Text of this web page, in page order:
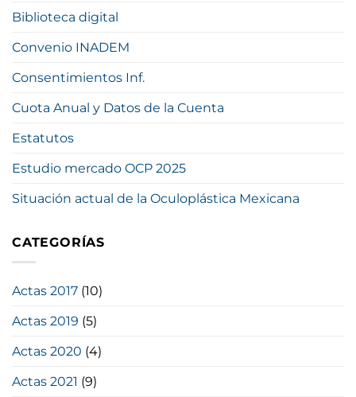
Biblioteca digital
Convenio INADEM
Consentimientos Inf.
Cuota Anual y Datos de la Cuenta
Estatutos
Estudio mercado OCP 2025
Situación actual de la Oculoplástica Mexicana
CATEGORÍAS
Actas 2017 (10)
Actas 2019 (5)
Actas 2020 (4)
Actas 2021 (9)